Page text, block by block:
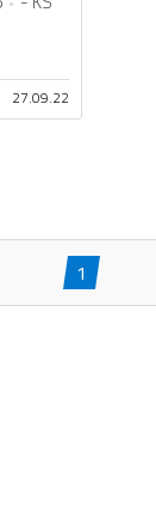
27.09.22
1